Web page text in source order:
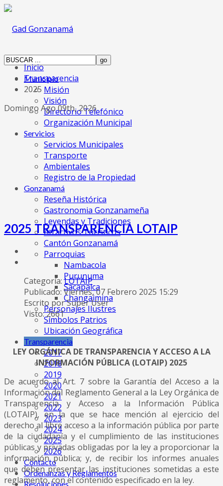
Municipio
Misión
Visión
Directorio Telefónico
Organización Municipal
Servicios
Servicios Municipales
Transporte
Ambientales
Registro de la Propiedad
Gonzanamá
Reseña Histórica
Gastronomia Gonzanameña
Leyendas y Tradiciones
Atractivos Turísticos
Cantón Gonzanamá
Parroquias
Nambacola
Purunuma
Sacapalca
Changaimina
Personajes Ilustres
Símbolos Patrios
Ubicación Geográfica
Transparencia
2017
2018
2019
2020
2021
2022
2023
2024
2025
2026
Contácto
Ordenanzas y Reglamentos
Resoluciones
Inicio
Transparencia
2025
Domingo Ago 09th, 2026
2025 TRANSPARENCIA LOTAIP
Categoría:LOTAIP
Publicado: Viernes, 07 Febrero 2025 15:29
Escrito por Super User
Visto: 2661
LEY ORGÁNICA DE TRANSPARENCIA Y ACCESO A LA
INFORMACIÓN PÚBLICA (LOTAIP) 2025
De acuerdo al Art. 7 sobre la Garantía del Acceso a la
Información del Reglamento General a la Ley Orgánica de
Transparencia y Acceso a la Información Pública
(LOTAIP), en la que se hace mención al ejercicio del
derecho al libre acceso a la información pública por parte
de la ciudadanía y el cumplimiento de las instituciones
públicas y privadas obligadas por la ley a proporcionar la
información pública; y, de recibir los informes anuales
que deben presentar las instituciones sometidas a este
reglamento, con el contenido especificado en la ley.